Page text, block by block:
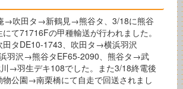
→吹田タ→新鶴見→熊谷タ、3/18に熊谷
て71716Fの甲種輸送が行われました。
タDE10-1743、吹田タ→横浜羽沢
羽沢→熊谷タEF65-2090、熊谷タ→武
→羽生デキ108でした。また3/18終電後
公園→南栗橋にて自走で回送されまし